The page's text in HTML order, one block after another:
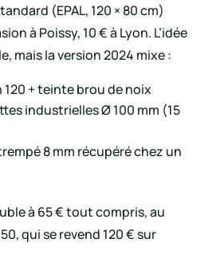
(EPAL, 120 × 80 cm)
à Poissy, 10 € à Lyon. L’idée
mais la version 2024 mixe :
120 + teinte brou de noix
industrielles Ø 100 mm (15
8 mm récupéré chez un
à 65 € tout compris, au
qui se revend 120 € sur